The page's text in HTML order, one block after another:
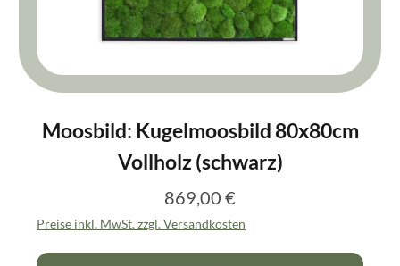
Moosbild: Kugelmoosbild 80x80cm
Vollholz (schwarz)
Regulärer Preis:
869,00 €
Preise inkl. MwSt. zzgl. Versandkosten